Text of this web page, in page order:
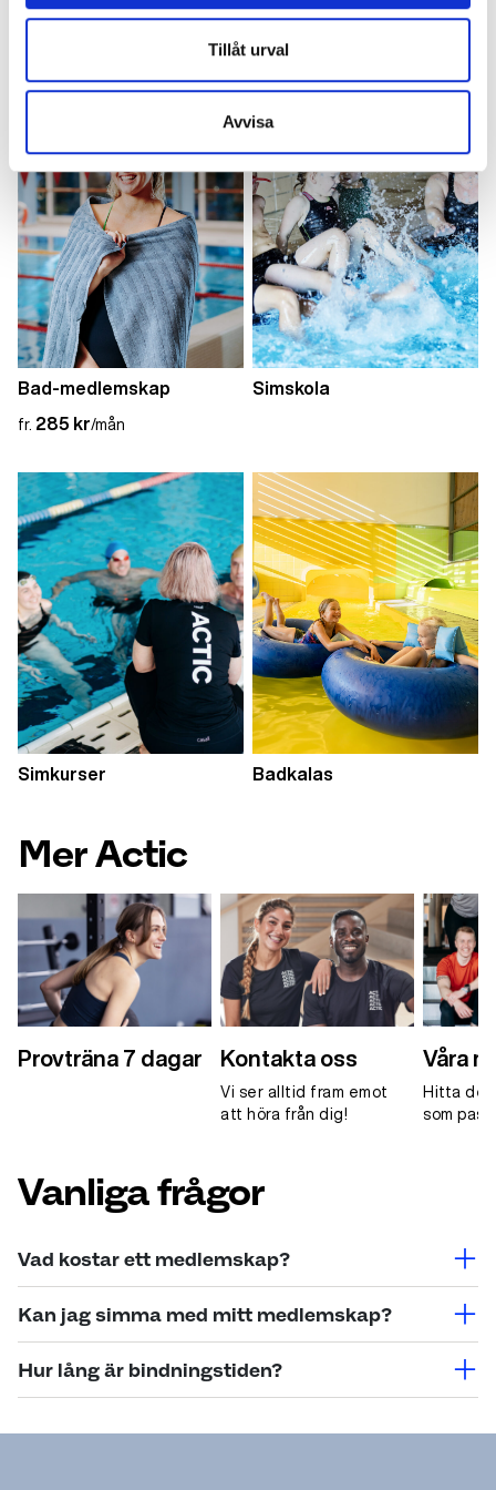
Tillåt urval
Avvisa
Bada hos Actic
Bad-medlemskap
fr. 285 kr/mån
Simskola
Simkurser Badkalas
Mer Actic
Provträna 7 dagar Kontakta oss
Vi ser alltid fram emot
att höra från dig!
Våra
Hitta det
som
Vanliga frågor
Vad kostar ett medlemskap?
medlemskapstyp och utbud varierar priset. Se våra
anläggningssida
Kan jag simma med mitt medlemskap?
bad finns på anläggningen, eller ett regionalt
medlemskap.
Hur lång är bindningstiden?
bindning samt medlemskap utan bindningstid